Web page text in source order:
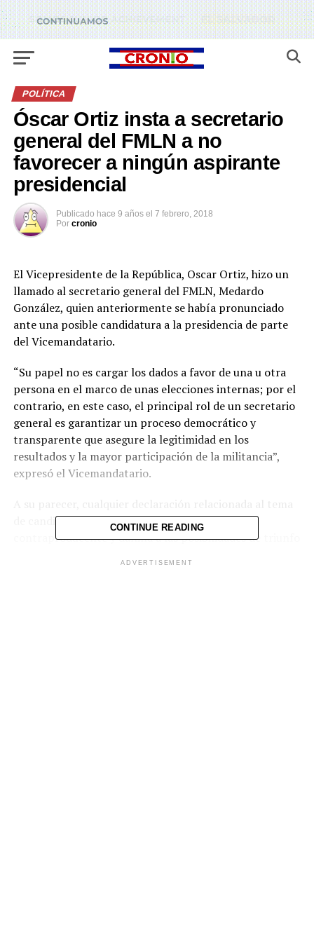
POLÍTICA
Óscar Ortiz insta a secretario
general del FMLN a no
favorecer a ningún aspirante
presidencial
Publicado hace 9 años el 7 febrero, 2018
Por cronio
El Vicepresidente de la República, Oscar Ortiz, hizo un
llamado al secretario general del FMLN, Medardo
González, quien anteriormente se había pronunciado
ante una posible candidatura a la presidencia de parte
del Vicemandatario.
“Su papel no es cargar los dados a favor de una u otra
persona en el marco de unas elecciones internas; por el
contrario, en este caso, el principal rol de un secretario
general es garantizar un proceso democrático y
transparente que asegure la legitimidad en los
resultados y la mayor participación de la militancia”,
expresó el Vicemandatario.
de candidaturas presidenciales para 2019 “es
contraproducente y dañina a las posibilidades de triunfo
CONTINUE READING
ADVERTISEMENT